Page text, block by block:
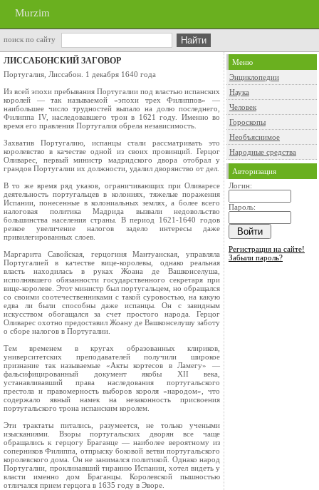
Murzim
поиск по сайту
ЛИССАБОНСКИЙ ЗАГОВОР
Португалия, Лиссабон. 1 декабря 1640 года
Из всей эпохи пребывания Португалии под властью испанских
королей — так называемой «эпохи трех Филиппов» —
наибольшее число трудностей выпало на долю последнего,
Филиппа IV, наследовавшего трон в 1621 году. Именно во
время его правления Португалия обрела независимость.
Захватив Португалию, испанцы стали рассматривать это
королевство в качестве одной из своих провинций. Герцог
Оливарес, первый министр мадридского двора отобрал у
грандов Португалии их должности, удалил дворянство от дел.
В то же время ряд указов, ограничивающих при Оливаресе
деятельность португальцев в колониях, тяжелые поражения
Испании, понесенные в колониальных землях, а более всего
налоговая политика Мадрида вызвали недовольство
большинства населения страны. В период 1621‑1640 годов
резкое увеличение налогов задело интересы даже
привилегированных слоев.
Маргарита Савойская, герцогиня Мантуанская, управляла
Португалией в качестве вице‑королевы, однако реальная
власть находилась в руках Жоана де Вашконселуша,
исполнявшего обязанности государственного секретаря при
вице‑королеве. Этот министр был португальцем, но обращался
со своими соотечественниками с такой суровостью, на какую
едва ли были способны даже испанцы. Он с завидным
искусством обогащался за счет простого народа. Герцог
Оливарес охотно предоставил Жоану де Вашконселушу заботу
о сборе налогов в Португалии.
Тем временем в кругах образованных клириков,
университетских преподавателей получили широкое
признание так называемые «Акты кортесов в Ламегу» —
фальсифицированный документ якобы XII века,
устанавливавший права наследования португальского
престола и правомерность выборов короля «народом», что
содержало явный намек на незаконность присвоения
португальского трона испанским королем.
Эти трактаты питались, разумеется, не только учеными
изысканиями. Взоры португальских дворян все чаще
обращались к герцогу Браганце — наиболее вероятному из
соперников Филиппа, отпрыску боковой ветви португальского
королевского дома. Он не занимался политикой. Однако народ
Португалии, проклинавший тиранию Испании, хотел видеть у
власти именно дом Браганцы. Королевской пышностью
отличался прием герцога в 1635 году в Эворе.
Меню
Энциклопедии
Наука
Человек
Гороскопы
Необъяснимое
Народные средства
Авторизация
Логин:
Пароль:
Регистрация на сайте!
Забыли пароль?